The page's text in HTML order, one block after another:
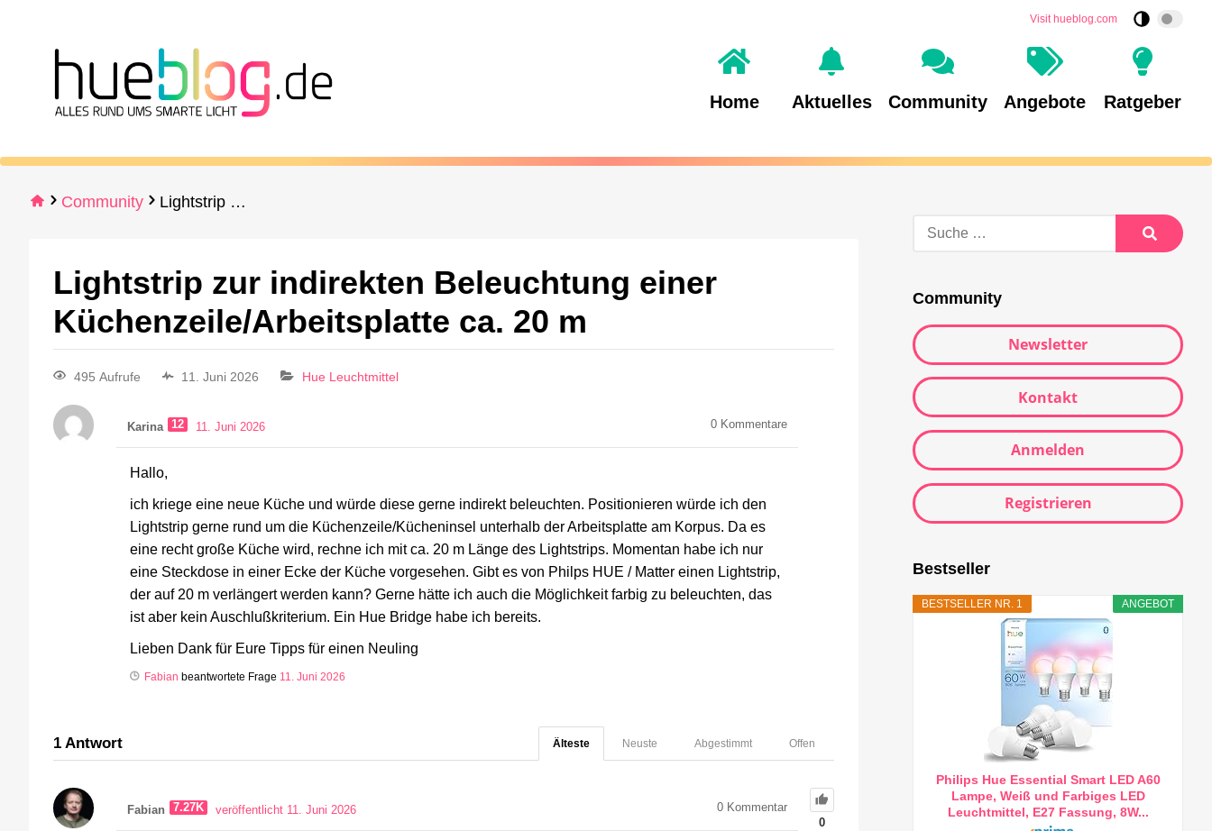
Visit hueblog.com
Home Aktuelles Community Angebote Ratgeber
Community Lightstrip zur indirekten Beleuchtung einer Küchenzeile/Arbeitsplatte ca. 20 m
Lightstrip zur indirekten Beleuchtung einer
Küchenzeile/Arbeitsplatte ca. 20 m
495 Aufrufe 11. Juni 2026 Hue Leuchtmittel
Karina 12 11. Juni 2026 0 Kommentare
Hallo,
ich kriege eine neue Küche und würde diese gerne indirekt beleuchten. Positionieren würde ich den
Lightstrip gerne rund um die Küchenzeile/Kücheninsel unterhalb der Arbeitsplatte am Korpus. Da es
eine recht große Küche wird, rechne ich mit ca. 20 m Länge des Lightstrips. Momentan habe ich nur
eine Steckdose in einer Ecke der Küche vorgesehen. Gibt es von Philps HUE / Matter einen Lightstrip,
der auf 20 m verlängert werden kann? Gerne hätte ich auch die Möglichkeit farbig zu beleuchten, das
ist aber kein Auschlußkriterium. Ein Hue Bridge habe ich bereits.
Lieben Dank für Eure Tipps für einen Neuling
Fabian beantwortete Frage 11. Juni 2026
1 Antwort Offen
Abgestimmt
Neuste
Älteste
0
Fabian 7.27K veröffentlicht 11. Juni 2026 0 Kommentar
Community
Newsletter
Kontakt
Anmelden
Registrieren
Bestseller
ANGEBOT
BESTSELLER NR. 1
Philips Hue Essential Smart LED A60
Lampe, Weiß und Farbiges LED
Leuchtmittel, E27 Fassung, 8W...